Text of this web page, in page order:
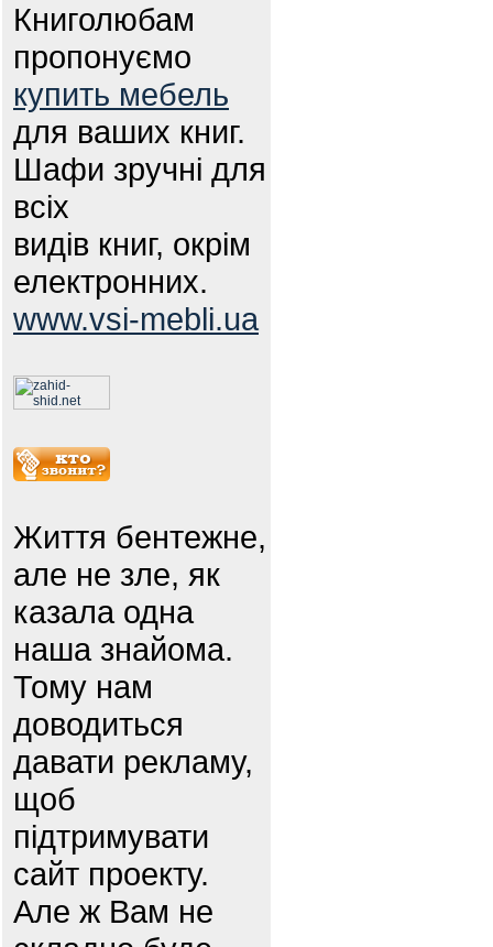
Книголюбам
пропонуємо
купить мебель
для ваших книг.
Шафи зручні для
всіх
видів книг, окрім
електронних.
www.vsi-mebli.ua
Життя бентежне,
але не зле, як
казала одна
наша знайома.
Тому нам
доводиться
давати рекламу,
щоб
підтримувати
сайт проекту.
Але ж Вам не